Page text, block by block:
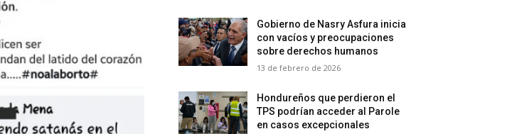
Gobierno de Nasry Asfura inicia
con vacíos y preocupaciones
sobre derechos humanos
13 de febrero de 2026
Hondureños que perdieron el
TPS podrían acceder al Parole
en casos excepcionales